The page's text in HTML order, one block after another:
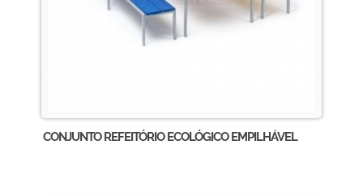
CONJUNTO REFEITÓRIO ECOLÓGICO EMPILHÁVEL